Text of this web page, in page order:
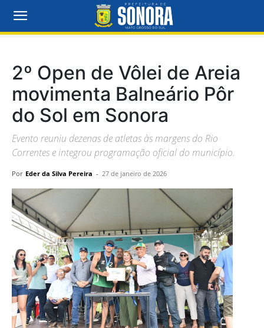
2º Open de Vôlei de Areia
movimenta Balneário Pôr
do Sol em Sonora
Evento reuniu dezenas de atletas às margens do Rio
Correntes e integrou programação oficial do município.
Por Eder da Silva Pereira - 27 de janeiro de 2026